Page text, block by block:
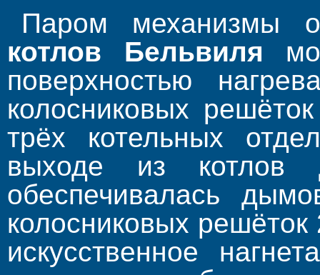
Паром механизмы
котлов Бельвиля
поверхностью
колосниковых
трёх котельных
выходе из котлов
обеспечивалась
колосниковых
искусственное